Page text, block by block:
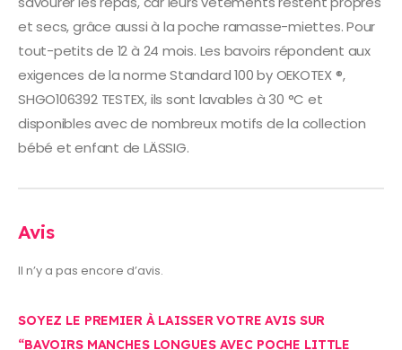
et secs, grâce aussi à la poche ramasse-miettes. Pour
tout-petits de 12 à 24 mois. Les bavoirs répondent aux
exigences de la norme Standard 100 by OEKOTEX ®,
SHGO106392 TESTEX, ils sont lavables à 30 °C et
disponibles avec de nombreux motifs de la collection
bébé et enfant de LÄSSIG.
Avis
Il n’y a pas encore d’avis.
SOYEZ LE PREMIER À LAISSER VOTRE AVIS SUR
“BAVOIRS MANCHES LONGUES AVEC POCHE LITTLE